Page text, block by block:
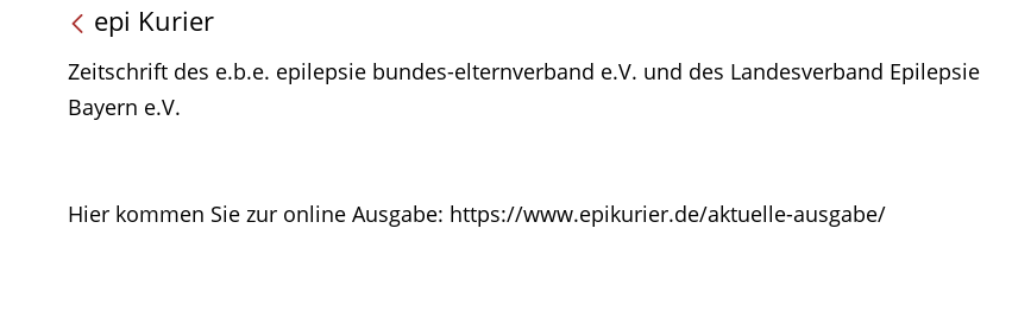
epi Kurier
Zeitschrift des e.b.e. epilepsie bundes-elternverband e.V. und des Landesverband Epilepsie
Bayern e.V.
Hier kommen Sie zur online Ausgabe: https://www.epikurier.de/aktuelle-ausgabe/